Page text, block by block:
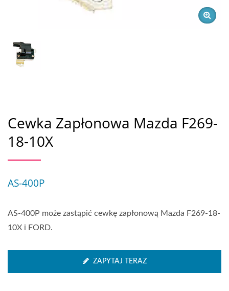
Cewka Zapłonowa Mazda F269-
18-10X
AS-400P
AS-400P może zastąpić cewkę zapłonową Mazda F269-18-
10X i FORD.
ZAPYTAJ TERAZ